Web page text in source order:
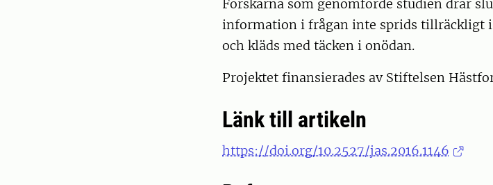
Forskarna som genomförde studien drar
information i frågan inte sprids tillräckligt
och kläds med täcken i onödan.
Projektet finansierades av Stiftelsen
Länk till artikeln
https://doi.org/10.2527/jas.2016.1146